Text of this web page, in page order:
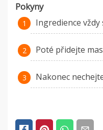
Pokyny
Ingredience
Poté přidejte
Nakonec